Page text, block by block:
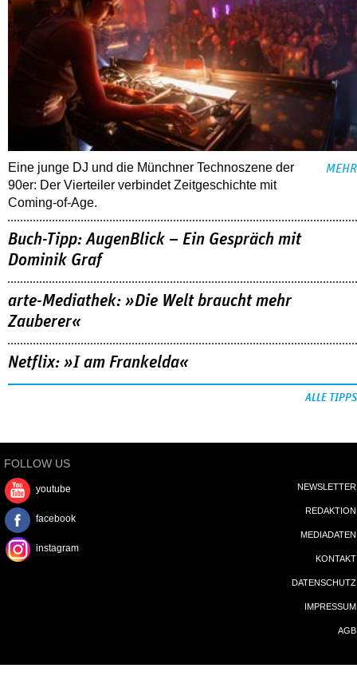
Eine junge DJ und die Münchner Technoszene der
90er: Der Vierteiler verbindet Zeitgeschichte mit
Coming-of-Age.
MEHR
Buch-Tipp: AugenBlick – Ein Gespräch mit
Dominik Graf
arte-Mediathek: »Die Welt braucht mehr
Zauberer«
Netflix: »I am Frankelda«
ALLE TIPPS
FOLLOW US
youtube
facebook
instagram
NEWSLETTER
REDAKTION
MEDIADATEN
KONTAKT
DATENSCHUTZ
IMPRESSUM
AGB